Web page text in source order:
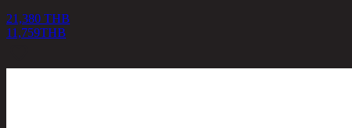
21,380 THB
11,759THB